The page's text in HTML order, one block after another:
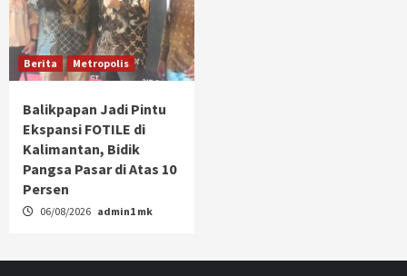
Berita Metropolis
Balikpapan Jadi Pintu
Ekspansi FOTILE di
Kalimantan, Bidik
Pangsa Pasar di Atas 10
Persen
06/08/2026 admin1 mk